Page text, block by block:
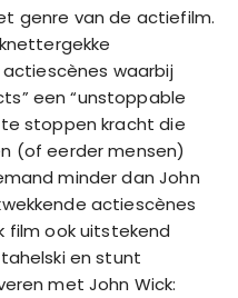
genre van de actiefilm.
waarbij
een “unstoppable
stoppen kracht die
(of eerder mensen)
minder dan John
actiescènes
film ook uitstekend
en stunt
met John Wick: